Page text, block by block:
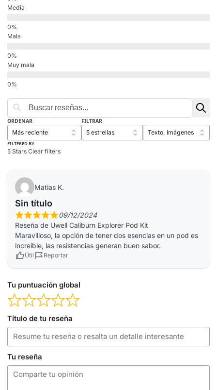
Media
Mala
Muy mala
ORDENAR FILTRAR
FILTERED BY
5 Stars Clear filters
Matias K.
Sin título
09/12/2024
Reseña de Uwell Caliburn Explorer Pod Kit
Maravilloso, la opción de tener dos esencias en un pod es
increíble, las resistencias generan buen sabor.
Útil Reportar
Tu puntuación global
Título de tu reseña
Tu reseña